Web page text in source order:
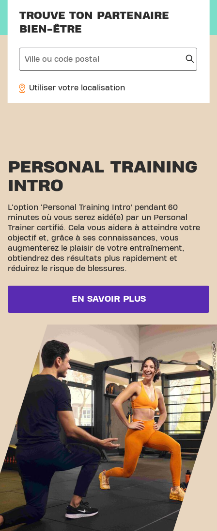
TROUVE TON PARTENAIRE
BIEN-ÊTRE
search
Utiliser votre localisation
PERSONAL TRAINING
INTRO
L'option 'Personal Training Intro’ pendant 60
minutes où vous serez aidé(e) par un Personal
Trainer certifié. Cela vous aidera à atteindre votre
objectif et, grâce à ses connaissances, vous
augmenterez le plaisir de votre entraînement,
obtiendrez des résultats plus rapidement et
réduirez le risque de blessures.
EN SAVOIR PLUS